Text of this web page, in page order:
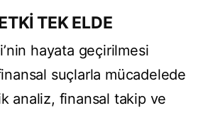
TEK ELDE
hayata geçirilmesi
suçlarla mücadelede
analiz, finansal takip ve